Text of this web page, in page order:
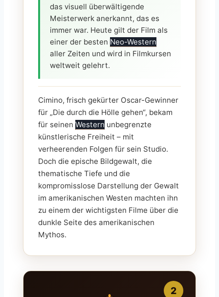
das visuell überwältigende
Meisterwerk anerkannt, das es
immer war. Heute gilt der Film als
einer der besten Neo-Western
aller Zeiten und wird in Filmkursen
weltweit gelehrt.
Cimino, frisch gekürter Oscar-Gewinner
für „Die durch die Hölle gehen“, bekam
für seinen Western unbegrenzte
künstlerische Freiheit – mit
verheerenden Folgen für sein Studio.
Doch die epische Bildgewalt, die
thematische Tiefe und die
kompromisslose Darstellung der Gewalt
im amerikanischen Westen machten ihn
zu einem der wichtigsten Filme über die
dunkle Seite des amerikanischen
Mythos.
2